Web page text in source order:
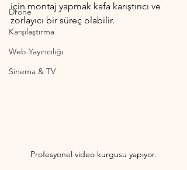
Drone
Karşılaştırma
Web Yayıncılığı
Sinema & TV
için montaj yapmak kafa karıştırıcı ve
zorlayıcı bir süreç olabilir.
Profesyonel video kurgusu yapıyor.